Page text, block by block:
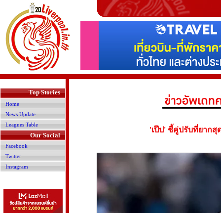
Top Stories
Home
News Update
Leagues Table
Our Social
Facebook
Twitter
Instagram
'เป๊ป' ชี้คู่ปรับที่ยากสุ